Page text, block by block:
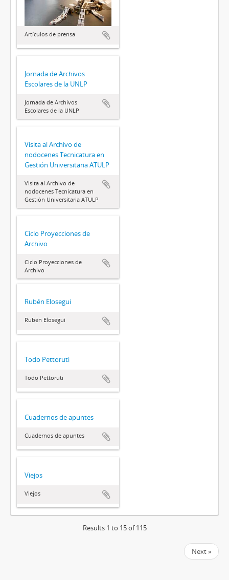
Artículos de prensa
Jornada de Archivos
Escolares de la UNLP
Jornada de Archivos
Escolares de la UNLP
Visita al Archivo de
nodocenes Tecnicatura en
Gestión Universitaria ATULP
Visita al Archivo de
nodocenes Tecnicatura en
Gestión Universitaria ATULP
Ciclo Proyecciones de
Archivo
Ciclo Proyecciones de
Archivo
Rubén Elosegui
Rubén Elosegui
Todo Pettoruti
Todo Pettoruti
Cuadernos de apuntes
Cuadernos de apuntes
Viejos
Viejos
Results 1 to 15 of 115
Next »